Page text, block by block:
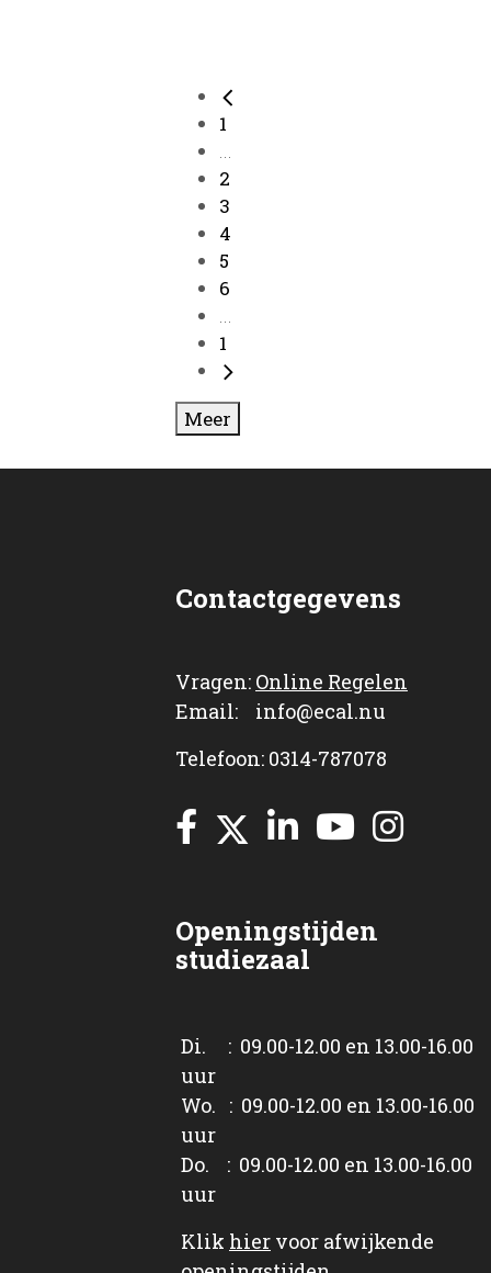
1
...
2
3
4
5
6
...
1
Meer
Contactgegevens
Vragen: Online Regelen
Email: info@ecal.nu
Telefoon: 0314-787078
Openingstijden
studiezaal
Di. : 09.00-12.00 en 13.00-16.00
uur
Wo. : 09.00-12.00 en 13.00-16.00
uur
Do. : 09.00-12.00 en 13.00-16.00
uur
Klik hier voor afwijkende